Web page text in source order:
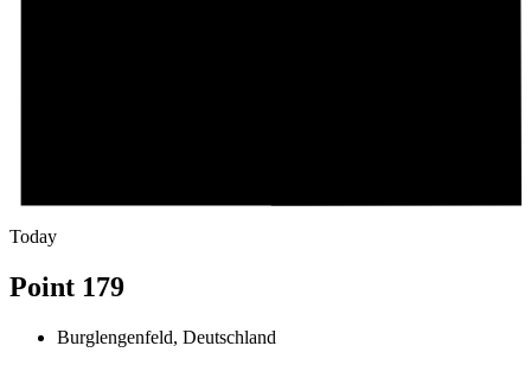
Today
Point 179
Burglengenfeld, Deutschland